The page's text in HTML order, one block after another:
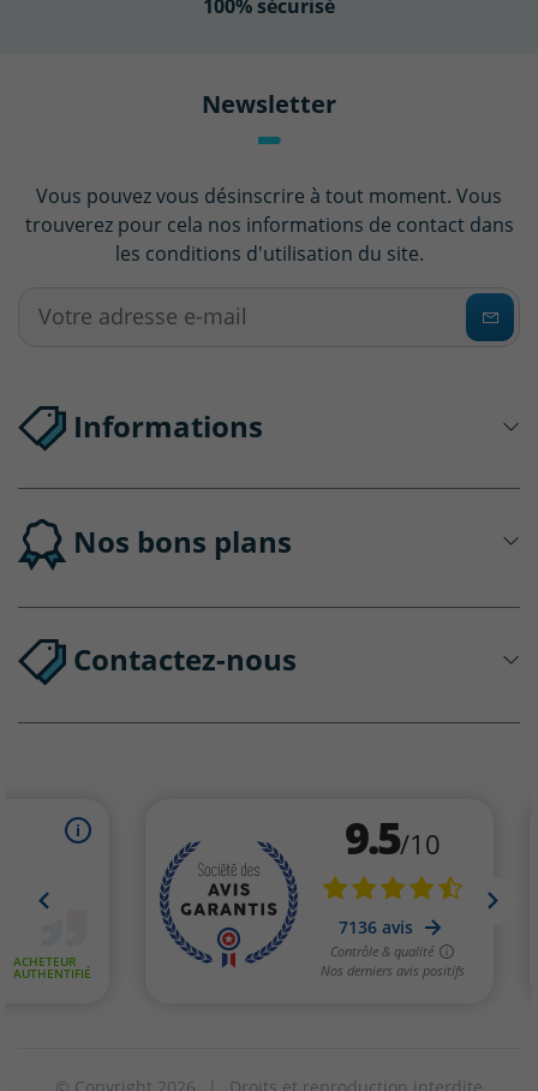
100% sécurisé
Newsletter
Vous pouvez vous désinscrire à tout moment. Vous
trouverez pour cela nos informations de contact dans
les conditions d'utilisation du site.
Informations
Nos bons plans
Contactez-nous